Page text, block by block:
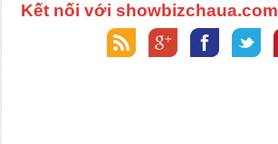
Kết nối với showbizchaua.com